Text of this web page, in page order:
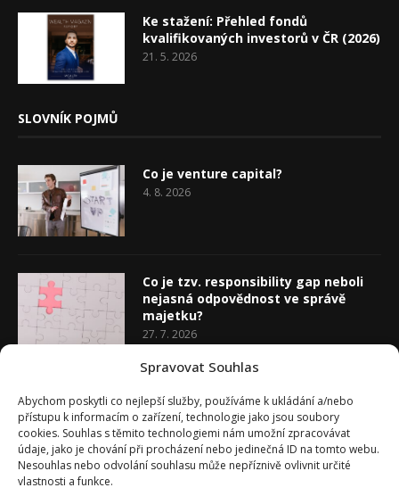
Spravovat Souhlas
Abychom poskytli co nejlepší služby, používáme k ukládání a/nebo
přístupu k informacím o zařízení, technologie jako jsou soubory
cookies. Souhlas s těmito technologiemi nám umožní zpracovávat
údaje, jako je chování při procházení nebo jedinečná ID na tomto webu.
Nesouhlas nebo odvolání souhlasu může nepříznivě ovlivnit určité
vlastnosti a funkce.
Ke stažení: Přehled fondů
kvalifikovaných investorů v ČR (2026)
21. 5. 2026
SLOVNÍK POJMŮ
Co je venture capital?
4. 8. 2026
Co je tzv. responsibility gap neboli
nejasná odpovědnost ve správě
majetku?
27. 7. 2026
20. 7. 2026